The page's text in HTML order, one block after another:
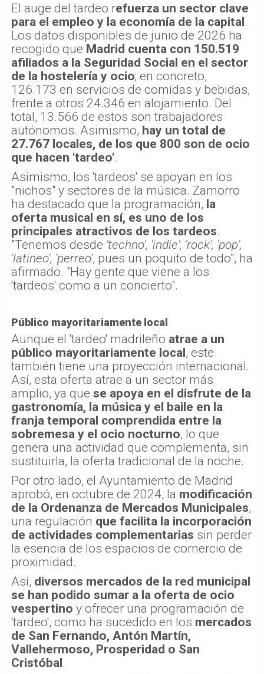
El auge del tardeo refuerza un sector clave
para el empleo y la economía de la capital.
Los datos disponibles de junio de 2026 ha
recogido que Madrid cuenta con 150.519
afiliados a la Seguridad Social en el sector
de la hostelería y ocio; en concreto,
126.173 en servicios de comidas y bebidas,
frente a otros 24.346 en alojamiento. Del
total, 13.566 de estos son trabajadores
autónomos. Asimismo, hay un total de
27.767 locales, de los que 800 son de ocio
que hacen 'tardeo'.
Asimismo, los 'tardeos' se apoyan en los
"nichos" y sectores de la música. Zamorro
ha destacado que la programación, la
oferta musical en sí, es uno de los
principales atractivos de los tardeos.
"Tenemos desde 'techno', 'indie', 'rock', 'pop',
'latineo', 'perreo', pues un poquito de todo", ha
afirmado. "Hay gente que viene a los
'tardeos' como a un concierto".
Público mayoritariamente local
Aunque el 'tardeo' madrileño atrae a un
público mayoritariamente local, este
también tiene una proyección internacional.
Así, esta oferta atrae a un sector más
amplio, ya que se apoya en el disfrute de la
gastronomía, la música y el baile en la
franja temporal comprendida entre la
sobremesa y el ocio nocturno, lo que
genera una actividad que complementa, sin
sustituirla, la oferta tradicional de la noche.
Por otro lado, el Ayuntamiento de Madrid
aprobó, en octubre de 2024, la modificación
de la Ordenanza de Mercados Municipales,
una regulación que facilita la incorporación
de actividades complementarias sin perder
la esencia de los espacios de comercio de
proximidad.
Así, diversos mercados de la red municipal
se han podido sumar a la oferta de ocio
vespertino y ofrecer una programación de
'tardeo', como ha sucedido en los mercados
de San Fernando, Antón Martín,
Vallehermoso, Prosperidad o San
Cristóbal.